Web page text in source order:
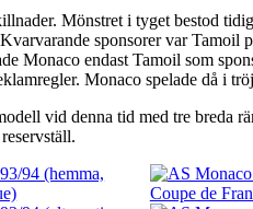
Mönstret i tyget bestod
sponsorer var Tamoil
Monaco endast Tamoil som
Monaco spelade då i
vid denna tid med tre breda